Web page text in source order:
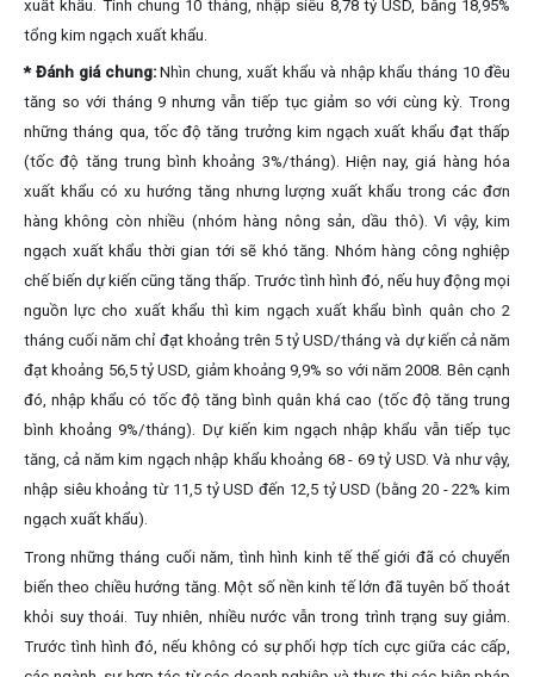
xuất khẩu. Tính chung 10 tháng, nhập siêu 8,78 tỷ USD, bằng 18,95%
tổng kim ngạch xuất khẩu.
* Đánh giá chung:Nhìn chung, xuất khẩu và nhập khẩu tháng 10 đều
tăng so với tháng 9 nhưng vẫn tiếp tục giảm so với cùng kỳ. Trong
những tháng qua, tốc độ tăng trưởng kim ngạch xuất khẩu đạt thấp
(tốc độ tăng trung bình khoảng 3%/tháng). Hiện nay, giá hàng hóa
xuất khẩu có xu hướng tăng nhưng lượng xuất khẩu trong các đơn
hàng không còn nhiều (nhóm hàng nông sản, dầu thô). Vì vậy, kim
ngạch xuất khẩu thời gian tới sẽ khó tăng. Nhóm hàng công nghiệp
chế biến dự kiến cũng tăng thấp. Trước tình hình đó, nếu huy động mọi
nguồn lực cho xuất khẩu thì kim ngạch xuất khẩu bình quân cho 2
tháng cuối năm chỉ đạt khoảng trên 5 tỷ USD/tháng và dự kiến cả năm
đạt khoảng 56,5 tỷ USD, giảm khoảng 9,9% so với năm 2008. Bên cạnh
đó, nhập khẩu có tốc độ tăng bình quân khá cao (tốc độ tăng trung
bình khoảng 9%/tháng). Dự kiến kim ngạch nhập khẩu vẫn tiếp tục
tăng, cả năm kim ngạch nhập khẩu khoảng 68 - 69 tỷ USD. Và như vậy,
nhập siêu khoảng từ 11,5 tỷ USD đến 12,5 tỷ USD (bằng 20 - 22% kim
ngạch xuất khẩu).
Trong những tháng cuối năm, tình hình kinh tế thế giới đã có chuyển
biến theo chiều hướng tăng. Một số nền kinh tế lớn đã tuyên bố thoát
khỏi suy thoái. Tuy nhiên, nhiều nước vẫn trong trình trạng suy giảm.
Trước tình hình đó, nếu không có sự phối hợp tích cực giữa các cấp,